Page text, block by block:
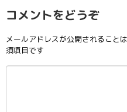
コメントをどうぞ
メールアドレスが公開されることは
須項目です